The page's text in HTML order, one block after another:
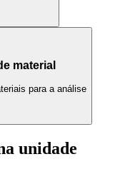
material
para a análise
unidade